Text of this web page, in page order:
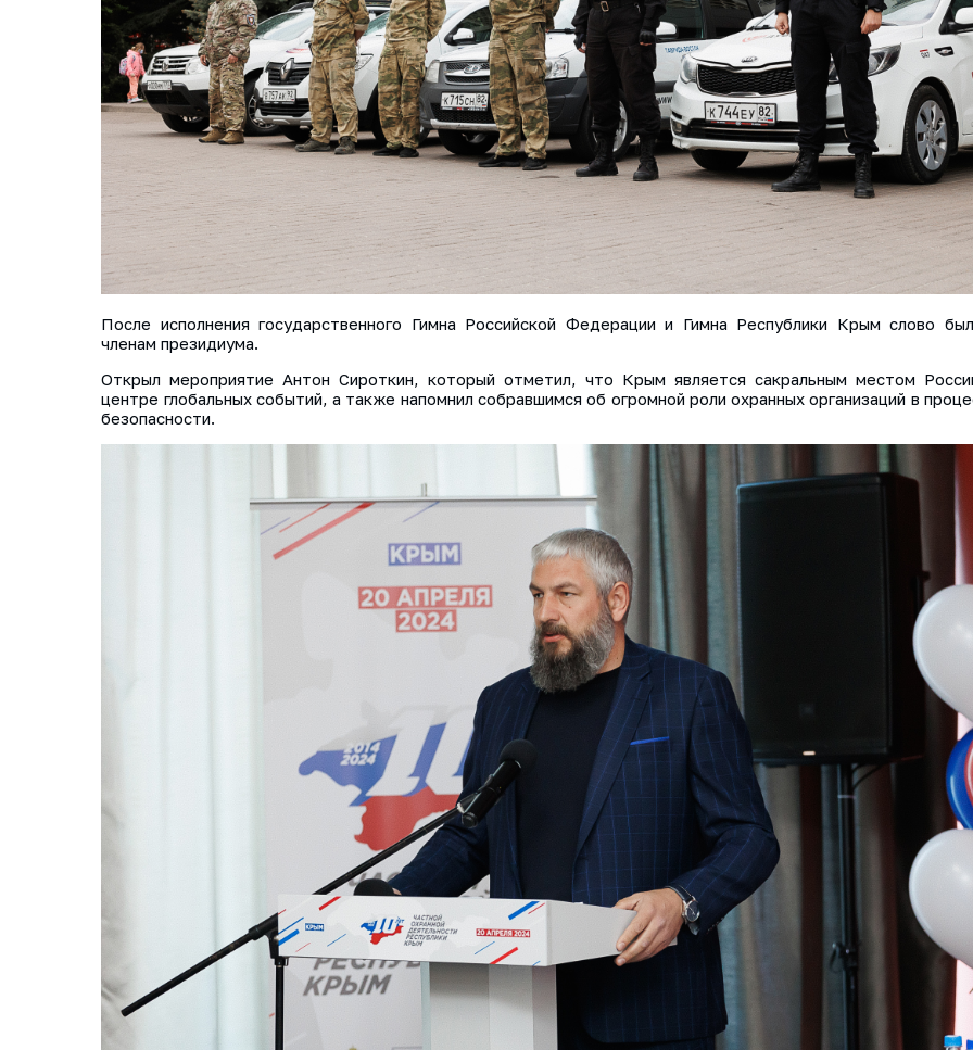
После исполнения государственного Гимна Российской Федерации и Гимна Республики Крым слово
членам президиума.
Открыл мероприятие Антон Сироткин, который отметил, что Крым является сакральным местом
центре глобальных событий, а также напомнил собравшимся об огромной роли охранных организаций в
безопасности.